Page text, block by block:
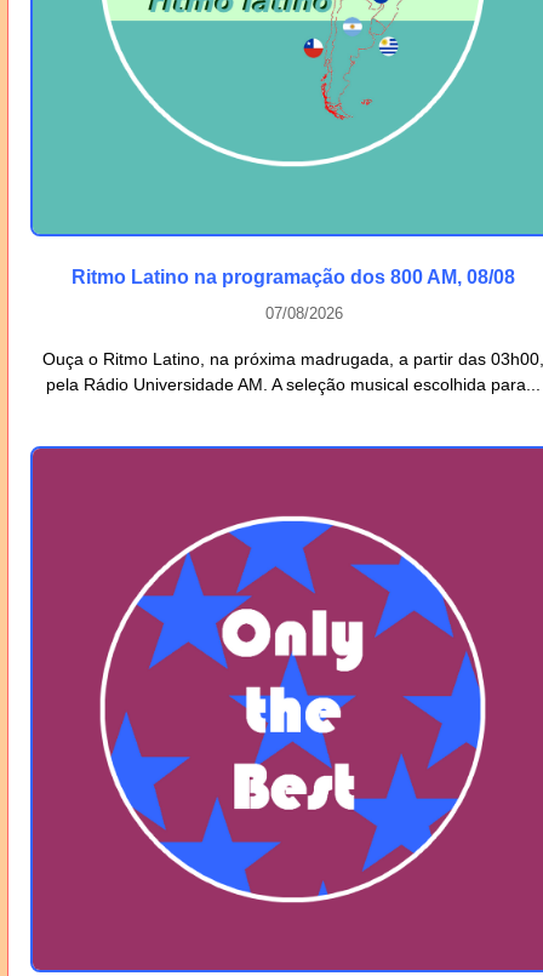
Ritmo Latino na programação dos 800 AM, 08/08
07/08/2026
Ouça o Ritmo Latino, na próxima madrugada, a partir das 03h00,
pela Rádio Universidade AM. A seleção musical escolhida para...